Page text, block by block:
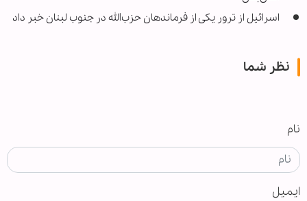
اسرائیل از ترور یکی از فرماندهان حزب‌الله در جنوب لبنان خبر داد
نظر شما
نام
ایمیل